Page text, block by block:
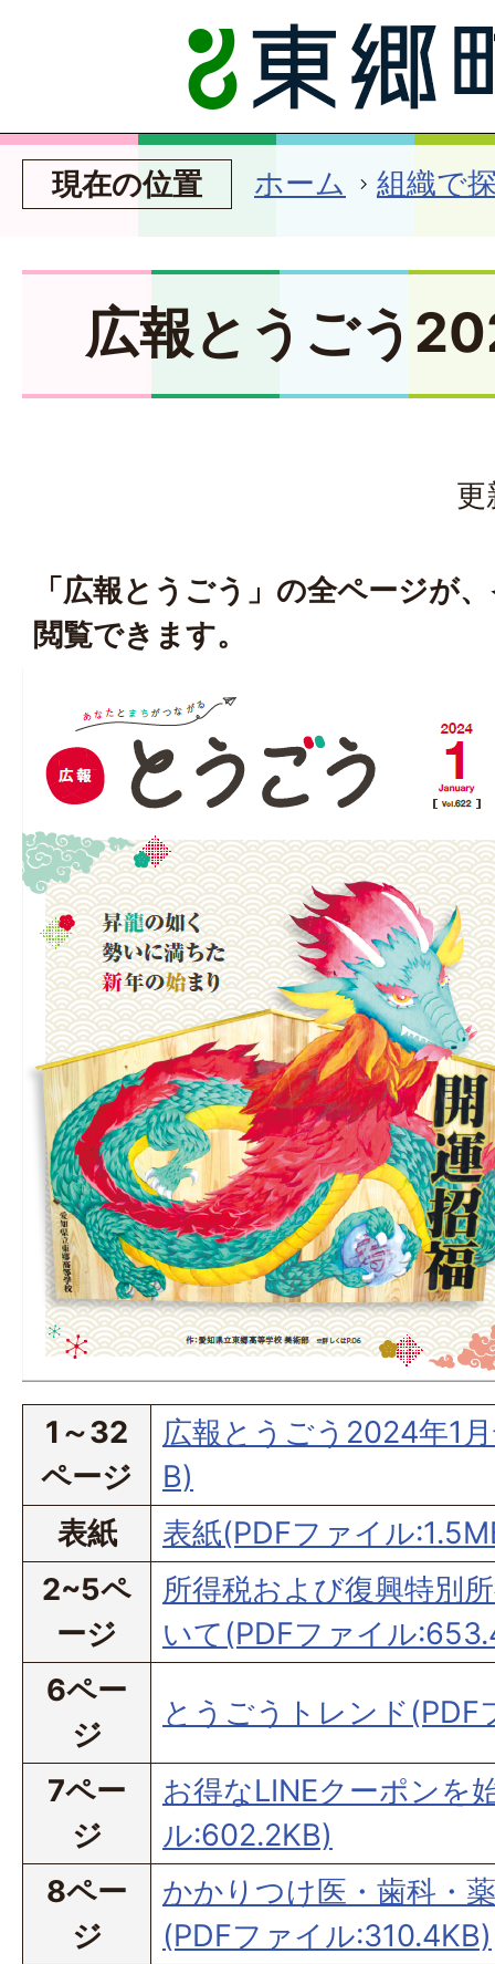
現在の位置 ホーム 組織で
広報とうごう
更
「広報とうごう」の全ページが
閲覧できます。
1～32
ページ
広報とうごう2024年1
B)
表紙
表紙(PDFファイル
2~5ペ
ージ
所得税および復興特別
いて(PDFファイル
6ペー
ジ
とうごうトレンド(PDF
7ペー
ジ
お得なLINEクーポンを
ル:602.2KB)
8ペー
ジ
かかりつけ医・歯科・
(PDFファイル:310.4KB)